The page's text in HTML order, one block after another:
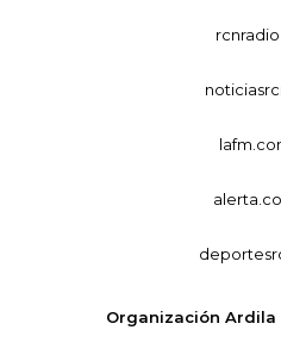
Organización Ardila